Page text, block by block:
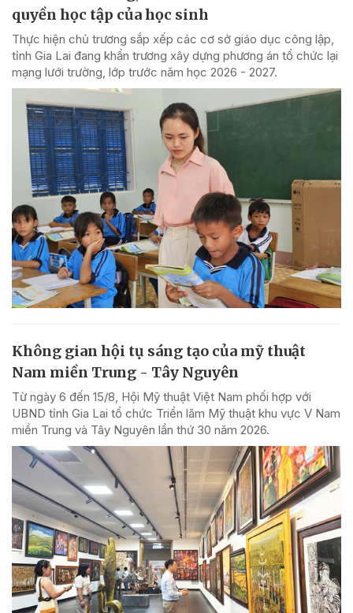
quyền học tập của học sinh
Thực hiện chủ trương sắp xếp các cơ sở giáo dục công lập,
tỉnh Gia Lai đang khẩn trương xây dựng phương án tổ chức lại
mạng lưới trường, lớp trước năm học 2026 - 2027.
Không gian hội tụ sáng tạo của mỹ thuật
Nam miền Trung - Tây Nguyên
Từ ngày 6 đến 15/8, Hội Mỹ thuật Việt Nam phối hợp với
UBND tỉnh Gia Lai tổ chức Triển lãm Mỹ thuật khu vực V Nam
miền Trung và Tây Nguyên lần thứ 30 năm 2026.